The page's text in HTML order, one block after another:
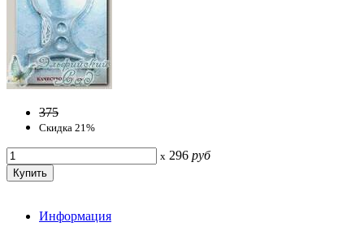
375
Скидка 21%
x 296 руб
Информация